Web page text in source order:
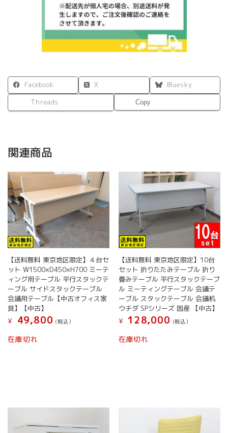
Facebook X
Bluesky
Threads
Copy
関連商品
【送料無料 東京地区限定】４台セ
ット W1500×D450×H700 ミーテ
ィング用テーブル 平行スタックテ
ーブル サイドスタックテーブル
会議用テーブル【中古オフィス家
具】【中古】
¥
49,800 (税込）
在庫切れ
【送料無料 東京地区限定】10台
セット 折りたたみテーブル 折り
畳みテーブル 平行スタックテーブ
ル ミーティングテーブル 会議テ
ーブル スタックテーブル 会議机
ウチダ SPシリーズ 国産 【中古】
¥
128,000 (税込）
在庫切れ